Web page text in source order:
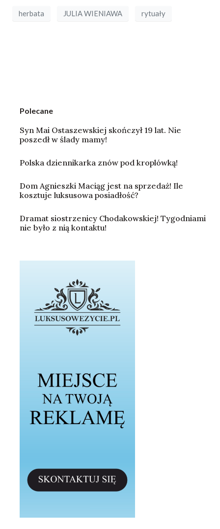
herbata JULIA WIENIAWA rytuały
Polecane
Syn Mai Ostaszewskiej skończył 19 lat. Nie
poszedł w ślady mamy!
Polska dziennikarka znów pod kroplówką!
Dom Agnieszki Maciąg jest na sprzedaż! Ile
kosztuje luksusowa posiadłość?
Dramat siostrzenicy Chodakowskiej! Tygodniami
nie było z nią kontaktu!